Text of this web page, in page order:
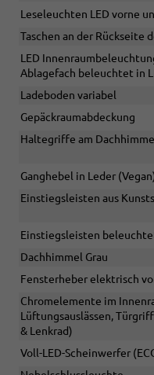
Leseleuchten LED vorne
Taschen an der Rückseite
LED
Ablagefach beleuchtet in
Ladeboden variabel
Gepäckraumabdeckung
Haltegriffe am
Ganghebel in Leder
Einstiegsleisten aus
Einstiegsleisten
Dachhimmel Grau
Fensterheber elektrisch
Chromelemente im
Lüftungsauslässen,
& Lenkrad)
Voll-LED-Scheinwerfer